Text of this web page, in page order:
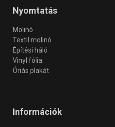
Nyomtatás
Molinó
Textil molinó
Építési háló
Vinyl fólia
Óriás plakát
Információk